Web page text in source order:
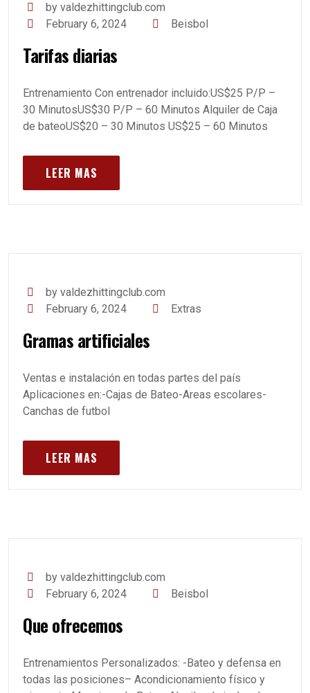
by valdezhittingclub.com
February 6, 2024
Beisbol
Tarifas diarias
Entrenamiento Con entrenador incluido:US$25 P/P –
30 MinutosUS$30 P/P – 60 Minutos Alquiler de Caja
de bateoUS$20 – 30 Minutos US$25 – 60 Minutos
LEER MAS
by valdezhittingclub.com
February 6, 2024
Extras
Gramas artificiales
Ventas e instalación en todas partes del país
Aplicaciones en:-Cajas de Bateo-Areas escolares-
Canchas de futbol
LEER MAS
by valdezhittingclub.com
February 6, 2024
Beisbol
Que ofrecemos
Entrenamientos Personalizados: -Bateo y defensa en
todas las posiciones– Acondicionamiento físico y